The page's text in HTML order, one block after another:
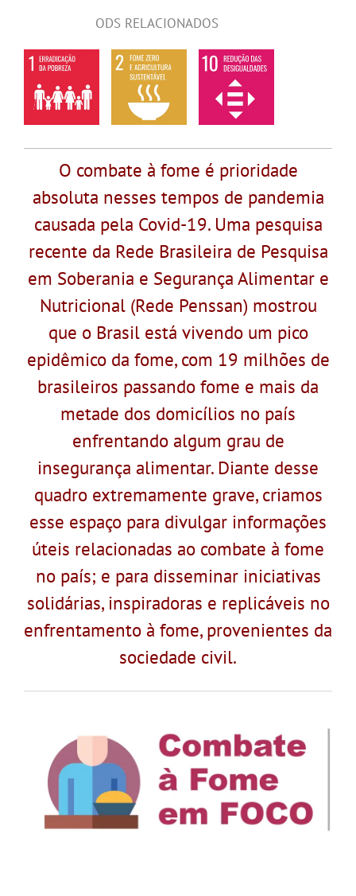
ODS RELACIONADOS
O combate à fome é prioridade
absoluta nesses tempos de pandemia
causada pela Covid-19. Uma pesquisa
recente da Rede Brasileira de Pesquisa
em Soberania e Segurança Alimentar e
Nutricional (Rede Penssan) mostrou
que o Brasil está vivendo um pico
epidêmico da fome, com 19 milhões de
brasileiros passando fome e mais da
metade dos domicílios no país
enfrentando algum grau de
insegurança alimentar. Diante desse
quadro extremamente grave, criamos
esse espaço para divulgar informações
úteis relacionadas ao combate à fome
no país; e para disseminar iniciativas
solidárias, inspiradoras e replicáveis no
enfrentamento à fome, provenientes da
sociedade civil.